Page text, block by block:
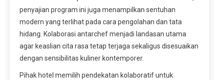
penyajian program ini juga menampilkan sentuhan
modern yang terlihat pada cara pengolahan dan tata
hidang. Kolaborasi antarchef menjadi landasan utama
agar keaslian cita rasa tetap terjaga sekaligus disesuaikan
dengan sensibilitas kuliner kontemporer.
Pihak hotel memilih pendekatan kolaboratif untuk